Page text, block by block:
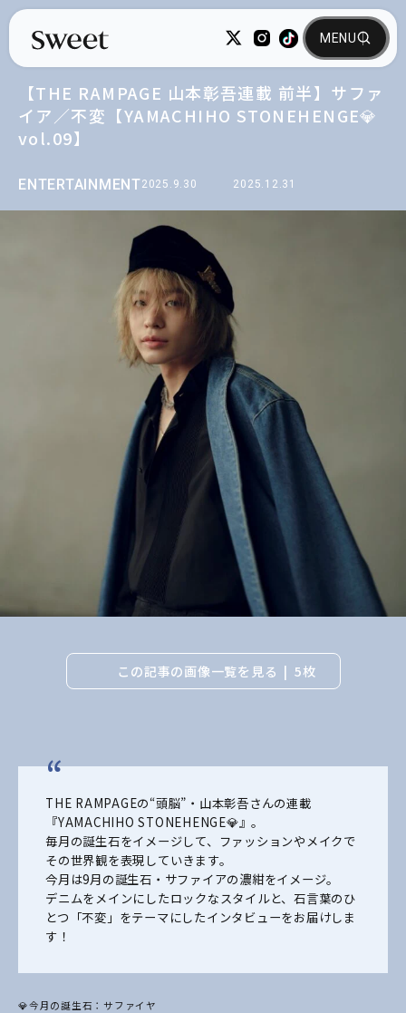
ENTERTAINMENT2025.9.30 2025.12.31
【THE RAMPAGE 山本彰吾連載 前半】サファ
イア／不変【YAMACHIHO STONEHENGE💎
vol.09】
この記事の画像一覧を見る 5枚
THE RAMPAGEの“頭脳”・山本彰吾さんの連載
『YAMACHIHO STONEHENGE💎』。
毎月の誕生石をイメージして、ファッションやメイクで
その世界観を表現していきます。
今月は9月の誕生石・サファイアの濃紺をイメージ。
デニムをメインにしたロックなスタイルと、石言葉のひ
とつ「不変」をテーマにしたインタビューをお届けしま
す！
💎今月の誕生石：サファイヤ